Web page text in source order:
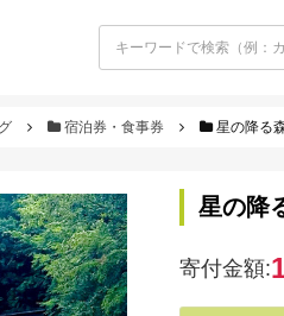
宿泊券・食事券 星の降る
星の降
寄付金額: